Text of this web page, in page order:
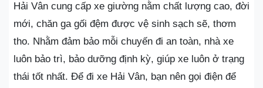
Hải Vân cung cấp xe giường nằm chất lượng cao, đời
mới, chăn ga gối đệm được vệ sinh sạch sẽ, thơm
tho. Nhằm đảm bảo mỗi chuyến đi an toàn, nhà xe
luôn bảo trì, bảo dưỡng định kỳ, giúp xe luôn ở trạng
thái tốt nhất. Để đi xe Hải Vân, bạn nên gọi điện để